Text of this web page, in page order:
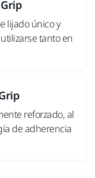
lijado único y
tanto en
reforzado, al
de adherencia